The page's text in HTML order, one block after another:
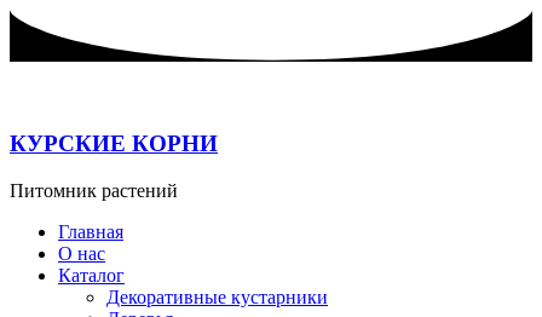
Перейти
содержимому
КУРСКИЕ КОРНИ
Питомник растений
Главная
О нас
Каталог
Декоративные кустарники